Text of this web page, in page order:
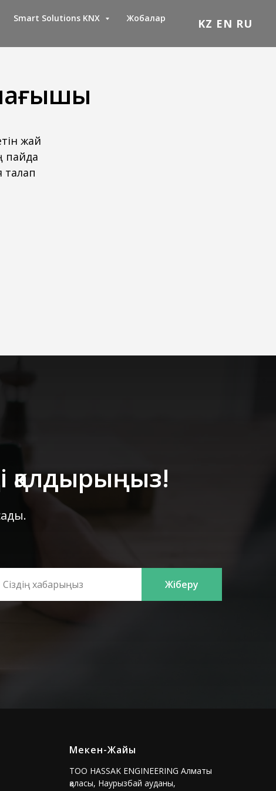
Smart Solutions KNX
Жобалар
KZ EN RU
жай
пайда
талап
қалдырыңыз!
Жіберу
Мекен-Жайы
TOO HASSAK ENGINEERING Алматы
қаласы, Наурызбай ауданы,